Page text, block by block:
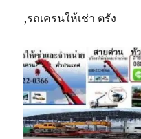
,รถเครนให้เช่า ตรัง